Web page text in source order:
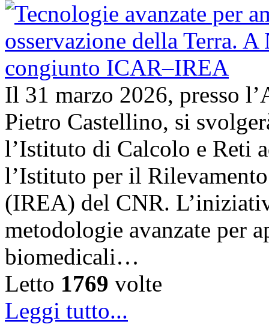
Il 31 marzo 2026, presso
Pietro Castellino, si
l’Istituto di Calcolo e Reti
l’Istituto per il
(IREA) del CNR.
metodologie avanzate per
biomedicali…
Letto 1769 volte
Leggi tutto...